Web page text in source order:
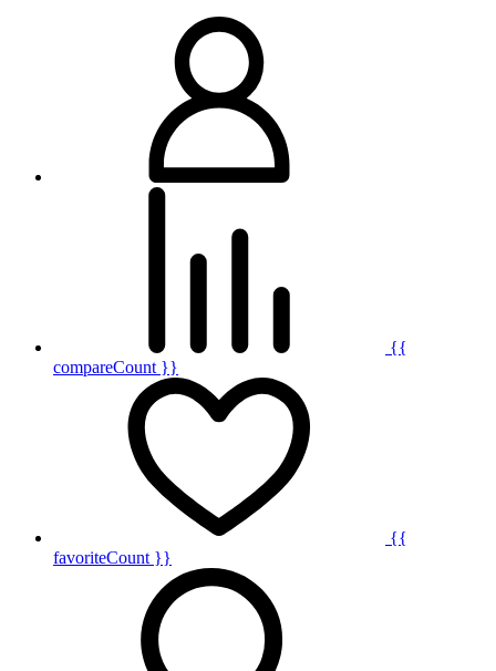
{{
compareCount }}
{{
favoriteCount }}